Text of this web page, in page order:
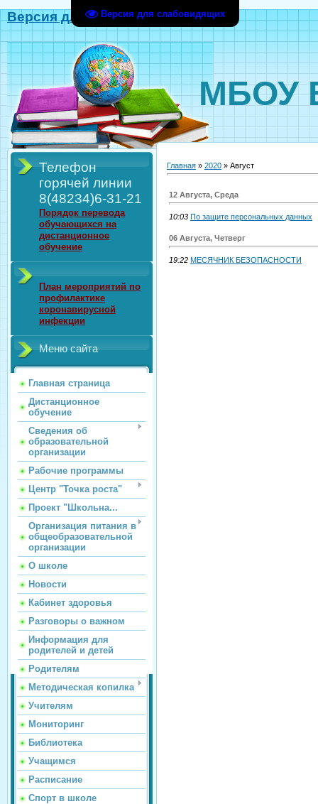
Версия для слабовидящих
Версия для слабовидящих
МБОУ
Телефон
горячей линии
8(48234)6-31-21
Порядок перевода
обучающихся на
дистанционное
обучение
План мероприятий по
профилактике
коронавирусной
инфекции
Меню сайта
Главная страница
Дистанционное
обучение
Сведения об
образовательной
организации
Рабочие программы
Центр "Точка роста"
Проект "Школьна...
Организация питания в
общеобразовательной
организации
О школе
Новости
Кабинет здоровья
Разговоры о важном
Информация для
родителей и детей
Родителям
Методическая копилка
Учителям
Мониторинг
Библиотека
Учащимся
Расписание
Спорт в школе
Главная » 2020 » Август
12 Августа, Среда
10:03 По защите персональных данных
06 Августа, Четверг
19:22 МЕСЯЧНИК БЕЗОПАСНОСТИ